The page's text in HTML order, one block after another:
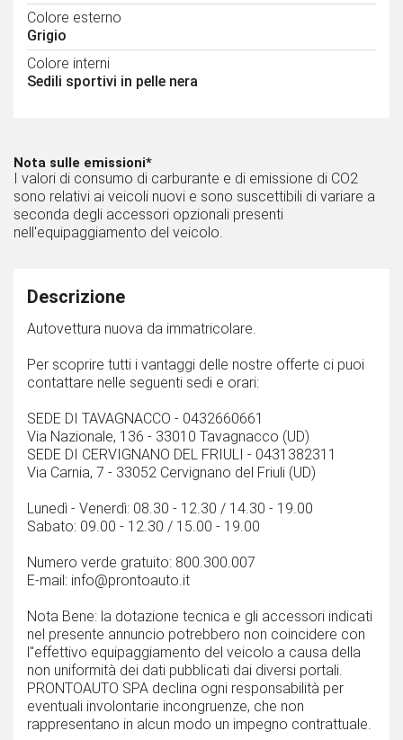
Colore esterno
Grigio
Colore interni
Sedili sportivi in pelle nera
Nota sulle emissioni*
I valori di consumo di carburante e di emissione di CO2
sono relativi ai veicoli nuovi e sono suscettibili di variare a
seconda degli accessori opzionali presenti
nell'equipaggiamento del veicolo.
Descrizione
Autovettura nuova da immatricolare.
Per scoprire tutti i vantaggi delle nostre offerte ci puoi
contattare nelle seguenti sedi e orari:
SEDE DI TAVAGNACCO - 0432660661
Via Nazionale, 136 - 33010 Tavagnacco (UD)
SEDE DI CERVIGNANO DEL FRIULI - 0431382311
Via Carnia, 7 - 33052 Cervignano del Friuli (UD)
Lunedì - Venerdì: 08.30 - 12.30 / 14.30 - 19.00
Sabato: 09.00 - 12.30 / 15.00 - 19.00
Numero verde gratuito: 800.300.007
E-mail: info@prontoauto.it
Nota Bene: la dotazione tecnica e gli accessori indicati
nel presente annuncio potrebbero non coincidere con
l''effettivo equipaggiamento del veicolo a causa della
non uniformità dei dati pubblicati dai diversi portali.
PRONTOAUTO SPA declina ogni responsabilità per
eventuali involontarie incongruenze, che non
rappresentano in alcun modo un impegno contrattuale.